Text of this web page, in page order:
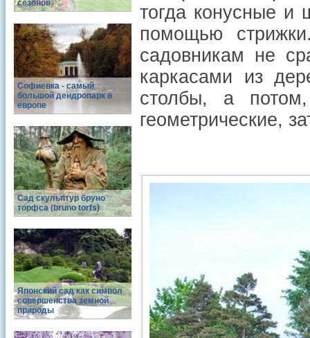
сезонов
Софиевка - самый
большой дендропарк в
европе
Сад скульптур бруно
торфса (bruno torfs)
Японский сад как символ
совершенства земной
природы
тогда конусные
помощью
садовникам не
каркасами из
столбы, а
геометрические,